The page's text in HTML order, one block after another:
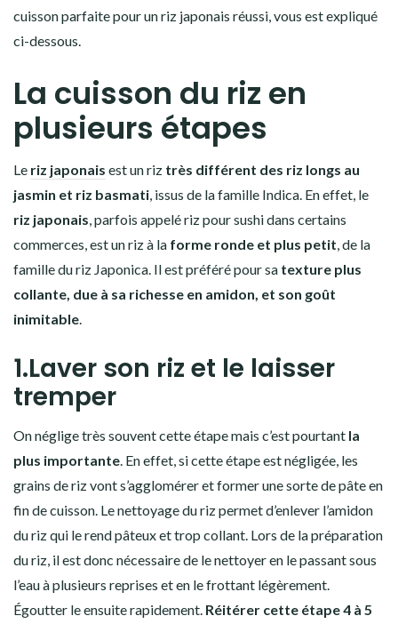
cuisson parfaite pour unriz japonais réussi, vous est expliqué
ci-dessous.
La cuisson du riz en
plusieurs étapes
Le riz japonais est un riz très différent des riz longs au
jasmin et riz basmati , issus de la famille Indica. En effet, le
riz japonais , parfois appelériz pour sushidans certains
commerces, est unrizà la forme ronde et plus petit , de la
famille duriz Japonica . Il est préféré pour sa texture plus
collante, due à sa richesse en amidon, et son goût
inimitable
1.Laver son riz et le laisser
tremper
On néglige très souvent cette étape mais c’est pourtant la
plus importante . En effet, si cette étape est négligée, les
grains de rizvont s’agglomérer et former une sorte de pâte en
fin de cuisson. Lenettoyage du rizpermet d’enlever l’amidon
du rizqui le rend pâteux et trop collant. Lors de la préparation
duriz, il est donc nécessaire de lenettoyeren le passant sous
l’eau à plusieurs reprises et en le frottant légèrement.
Égoutter le ensuite rapidement. Réitérer cette étape 4 à 5